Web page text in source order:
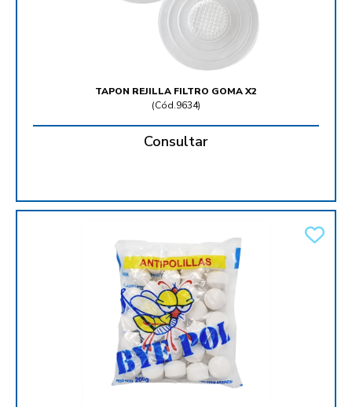
TAPON REJILLA FILTRO GOMA X2
(Cód.9634)
Consultar